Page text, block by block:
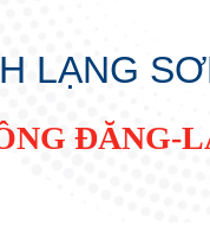
LẠNG
ĐĂNG-